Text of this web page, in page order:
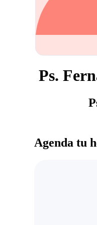
Ps.
Agenda tu